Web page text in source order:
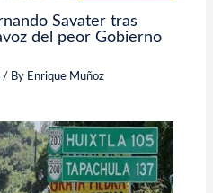
Savater tras
del peor Gobierno
/ By Enrique Muñoz